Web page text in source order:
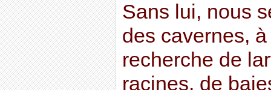
Sans lui, nous
des cavernes,
recherche de
racines, de